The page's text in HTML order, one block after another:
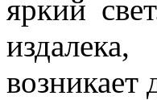
яркий
возникает